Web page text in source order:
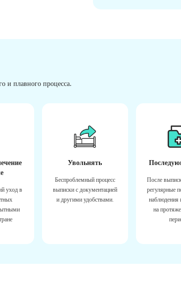
и плавного процесса.
уход в
Увольнять
Беспроблемный процесс
выписки с документацией
и другими удобствами.
После
регулярные
наблюдения
на